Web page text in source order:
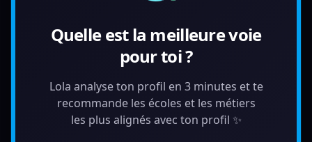
Quelle est la meilleure voie
pour toi ?
Lola analyse ton profil en 3 minutes et te
recommande les écoles et les métiers
les plus alignés avec ton profil ✨